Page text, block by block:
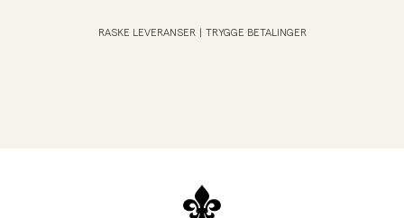
RASKE LEVERANSER TRYGGE BETALINGER